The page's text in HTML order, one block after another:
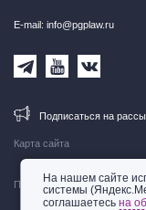
Карта сайта
Правовая информация
E-mail: info@pgplaw.ru
Подписаться на
На нашем сайте
системы
соглашаетесьна